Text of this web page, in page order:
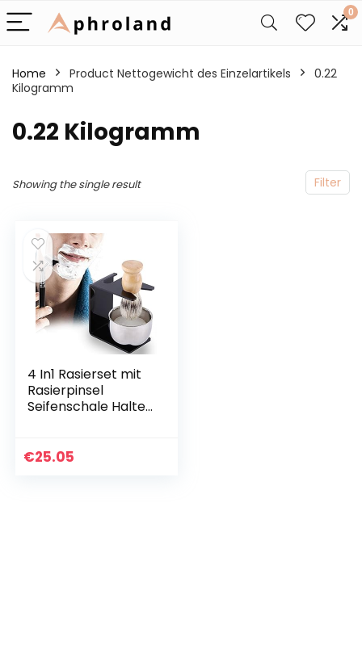
0
Home Product Nettogewicht des Einzelartikels
‎0.22
Kilogramm
‎0.22 Kilogramm
Filter
Showing the single result
4 In1 Rasierset mit
Rasierpinsel
Seifenschale Halter
Männer Shaving
€25.05